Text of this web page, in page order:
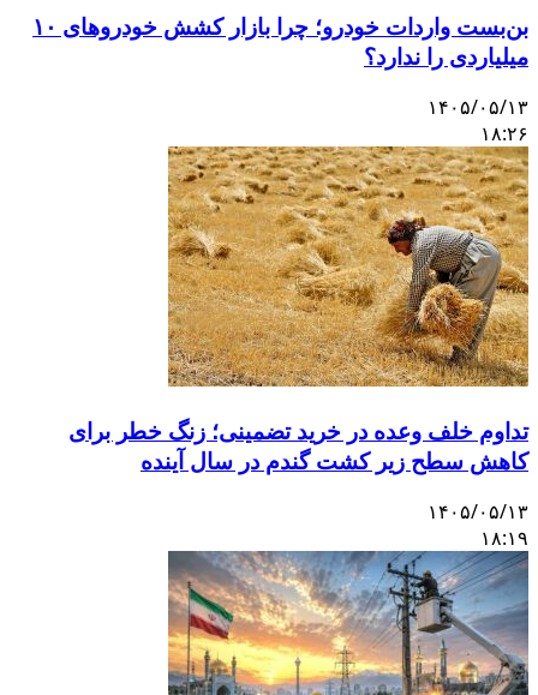
بن‌بست واردات خودرو؛ چرا بازار کشش خودروهای ۱۰
میلیاردی را ندارد؟
۱۴۰۵/۰۵/۱۳
۱۸:۲۶
تداوم خلف وعده در خرید تضمینی؛ زنگ خطر برای
کاهش سطح زیر کشت گندم در سال آینده
۱۴۰۵/۰۵/۱۳
۱۸:۱۹